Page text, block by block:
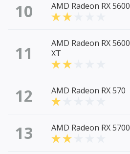
10 AMD Radeon RX 5600
11
AMD Radeon RX 5600
XT
12 AMD Radeon RX 570
13 AMD Radeon RX 5700